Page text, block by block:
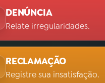
DENÚNCIA
Relate irregularidades.
RECLAMAÇÃO
Registre sua insatisfação.